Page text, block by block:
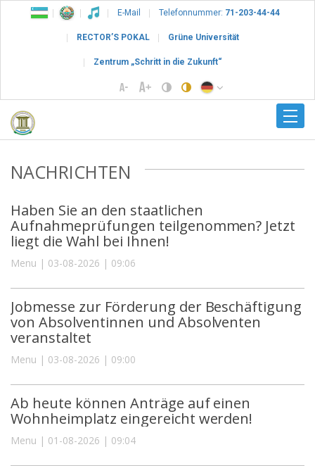
E-Mail Telefonnummer: 71-203-44-44
RECTOR’S POKAL Grüne Universität
Zentrum „Schritt in die Zukunft“
NACHRICHTEN
Haben Sie an den staatlichen
Aufnahmeprüfungen teilgenommen? Jetzt
liegt die Wahl bei Ihnen!
Menu | 03-08-2026 | 09:06
Jobmesse zur Förderung der Beschäftigung
von Absolventinnen und Absolventen
veranstaltet
Menu | 03-08-2026 | 09:00
Ab heute können Anträge auf einen
Wohnheimplatz eingereicht werden!
Menu | 01-08-2026 | 09:04